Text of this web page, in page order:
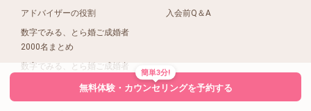
アドバイザーの役割
数字でみる、とら婚ご成婚者
2000名まとめ
数字でみる、とら婚ご成婚者
入会前Q＆A
簡単3分!
無料体験・カウンセリングを予約する